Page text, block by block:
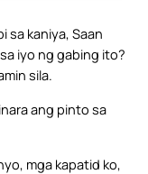
sa kaniya, Saan
iyo ng gabing ito?
sila.
ang pinto sa
mga kapatid ko,